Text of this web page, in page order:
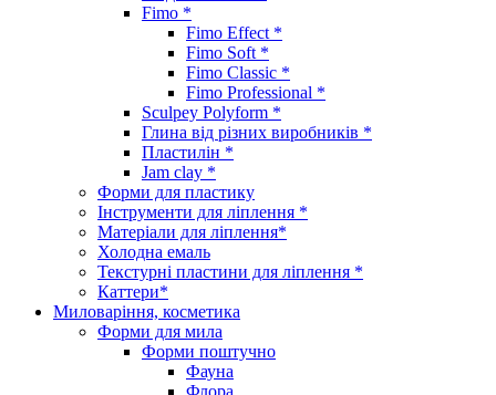
Fimo *
Fimo Effect *
Fimo Soft *
Fimo Classic *
Fimo Professional *
Sculpey Polyform *
Глина від різних виробників *
Пластилін *
Jam clay *
Форми для пластику
Інструменти для ліплення *
Матеріали для ліплення*
Холодна емаль
Текстурні пластини для ліплення *
Каттери*
Миловаріння, косметика
Форми для мила
Форми поштучно
Фауна
Флора